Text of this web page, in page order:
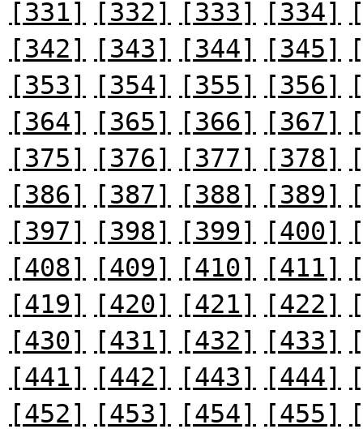
[331]
[332] [333] [334]
[342]
[343] [344] [345]
[353]
[354] [355] [356]
[364]
[365] [366] [367]
[375]
[376] [377] [378]
[386]
[387] [388] [389]
[397]
[398] [399] [400]
[408]
[409] [410] [411]
[419]
[420] [421] [422]
[430]
[431] [432] [433]
[441]
[442] [443] [444]
[452]
[453] [454] [455]